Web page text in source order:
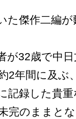
た傑作二編が
が32歳で中
2年間に及ぶ
記録した貴
完のままと